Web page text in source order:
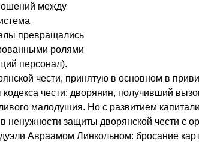
между
превращались
ролями
персонал).
чести, принятую в основном в
чести: дворянин, получивший
малодушия. Но с развитием
ненужности защиты дворянской чести с
Авраамом Линкольном: бросание